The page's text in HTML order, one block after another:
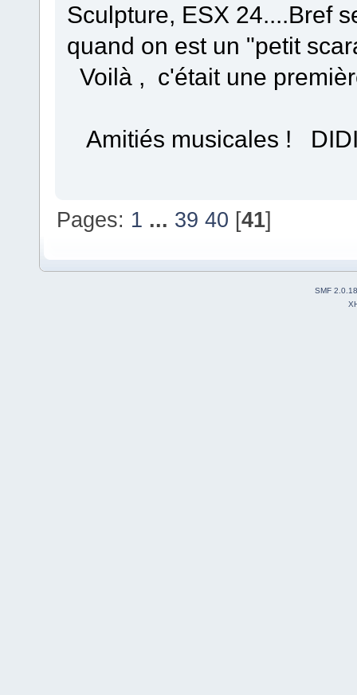
Sculpture, ESX 24....Bref
quand on est un "petit
Voilà , c'était une
Amitiés musicales !
Pages: 1 ... 39 40 [41]
SMF 2.0.18